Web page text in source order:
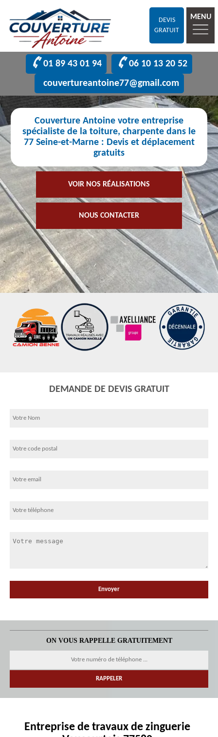
DEVIS
GRATUIT
MENU
01 89 43 01 94
06 10 13 20 52
couvertureantoine77@gmail.com
Couverture Antoine votre entreprise
spécialiste de la toiture, charpente dans le
77 Seine-et-Marne : Devis et déplacement
gratuits
VOIR NOS RÉALISATIONS
NOUS CONTACTER
DEMANDE DE DEVIS GRATUIT
ON VOUS RAPPELLE GRATUITEMENT
Entreprise de travaux de zinguerie